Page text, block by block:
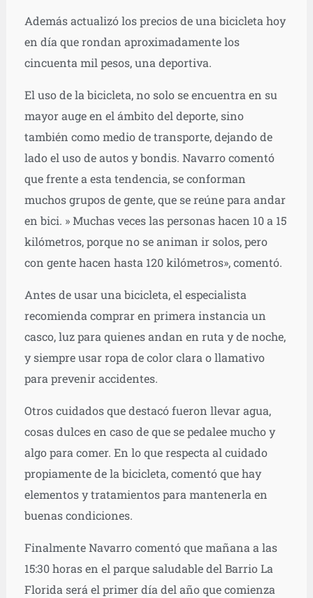
Además actualizó los precios de una bicicleta hoy
en día que rondan aproximadamente los
cincuenta mil pesos, una deportiva.
El uso de la bicicleta, no solo se encuentra en su
mayor auge en el ámbito del deporte, sino
también como medio de transporte, dejando de
lado el uso de autos y bondis. Navarro comentó
que frente a esta tendencia, se conforman
muchos grupos de gente, que se reúne para andar
en bici. » Muchas veces las personas hacen 10 a 15
kilómetros, porque no se animan ir solos, pero
con gente hacen hasta 120 kilómetros», comentó.
Antes de usar una bicicleta, el especialista
recomienda comprar en primera instancia un
casco, luz para quienes andan en ruta y de noche,
y siempre usar ropa de color clara o llamativo
para prevenir accidentes.
Otros cuidados que destacó fueron llevar agua,
cosas dulces en caso de que se pedalee mucho y
algo para comer. En lo que respecta al cuidado
propiamente de la bicicleta, comentó que hay
elementos y tratamientos para mantenerla en
buenas condiciones.
Finalmente Navarro comentó que mañana a las
15:30 horas en el parque saludable del Barrio La
Florida será el primer día del año que comienza